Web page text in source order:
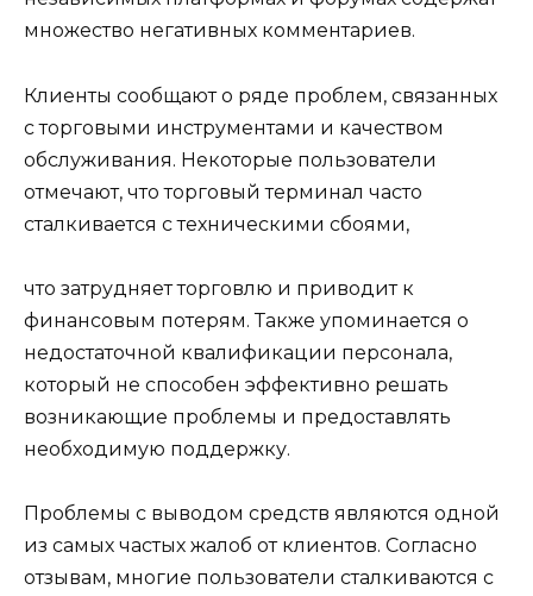
множество негативных комментариев.
Клиенты сообщают о ряде проблем, связанных
с торговыми инструментами и качеством
обслуживания. Некоторые пользователи
отмечают, что торговый терминал часто
сталкивается с техническими сбоями,
что затрудняет торговлю и приводит к
финансовым потерям. Также упоминается о
недостаточной квалификации персонала,
который не способен эффективно решать
возникающие проблемы и предоставлять
необходимую поддержку.
Проблемы с выводом средств являются одной
из самых частых жалоб от клиентов. Согласно
отзывам, многие пользователи сталкиваются с